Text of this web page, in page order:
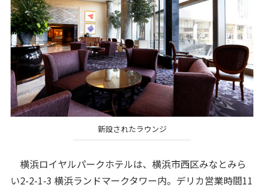
新設されたラウンジ
横浜ロイヤルパークホテルは、横浜市西区みなとみら
い2-2-1-3 横浜ランドマークタワー内。デリカ営業時間11